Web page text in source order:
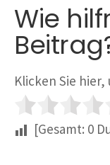
Wie
Klicken Sie
[Gesamt: 0